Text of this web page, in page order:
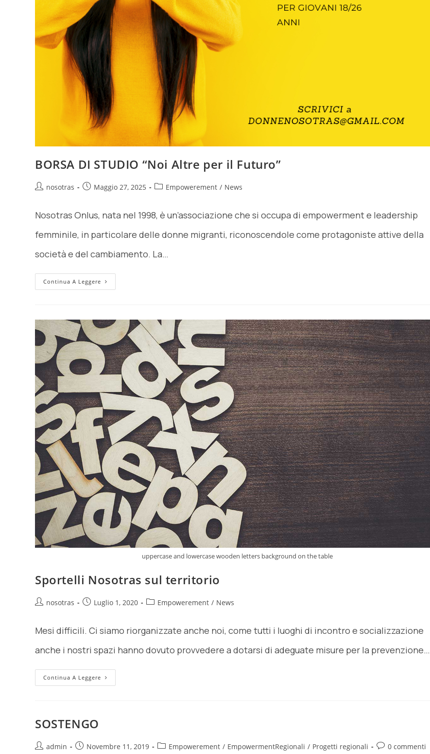
BORSA DI STUDIO “Noi Altre per il Futuro”
nosotras Maggio 27, 2025 Empowerement / News
Nosotras Onlus, nata nel 1998, è un’associazione che si occupa di empowerment e leadership
femminile, in particolare delle donne migranti, riconoscendole come protagoniste attive della
società e del cambiamento. La…
Continua A Leggere
uppercase and lowercase wooden letters background on the table
Sportelli Nosotras sul territorio
nosotras Luglio 1, 2020 Empowerement / News
Mesi difficili. Ci siamo riorganizzate anche noi, come tutti i luoghi di incontro e socializzazione
anche i nostri spazi hanno dovuto provvedere a dotarsi di adeguate misure per la prevenzione…
Continua A Leggere
SOSTENGO
admin Novembre 11, 2019 Empowerement / EmpowermentRegionali / Progetti regionali 0 commenti